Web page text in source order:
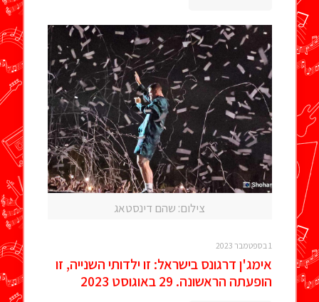
צילום: שהם דינסטאג
1 בספטמבר 2023
אימג'ן דרגונס בישראל: זו ילדותי השנייה, זו
הופעתה הראשונה. 29 באוגוסט 2023